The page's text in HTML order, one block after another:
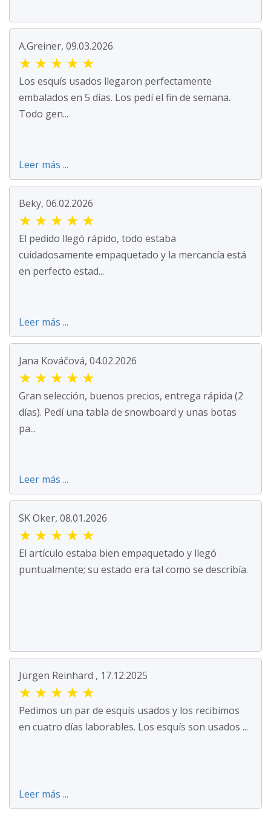
A.Greiner, 09.03.2026
★ ★ ★ ★ ★
Los esquís usados llegaron perfectamente
embalados en 5 días. Los pedí el fin de semana.
Todo gen...
Leer más ...
Beky, 06.02.2026
★ ★ ★ ★ ★
El pedido llegó rápido, todo estaba
cuidadosamente empaquetado y la mercancía está
en perfecto estad...
Leer más ...
Jana Kováčová, 04.02.2026
★ ★ ★ ★ ★
Gran selección, buenos precios, entrega rápida (2
días). Pedí una tabla de snowboard y unas botas
pa...
Leer más ...
SK Oker, 08.01.2026
★ ★ ★ ★ ★
El artículo estaba bien empaquetado y llegó
puntualmente; su estado era tal como se describía.
Jürgen Reinhard , 17.12.2025
★ ★ ★ ★ ★
Pedimos un par de esquís usados y los recibimos
en cuatro días laborables. Los esquís son usados ...
Leer más ...